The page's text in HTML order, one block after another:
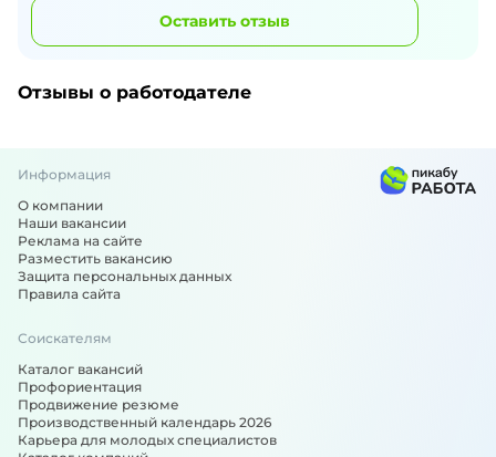
Оставить отзыв
Отзывы о работодателе
Информация
О компании
Наши вакансии
Реклама на сайте
Разместить вакансию
Защита персональных данных
Правила сайта
Соискателям
Каталог вакансий
Профориентация
Продвижение резюме
Производственный календарь 2026
Карьера для молодых специалистов